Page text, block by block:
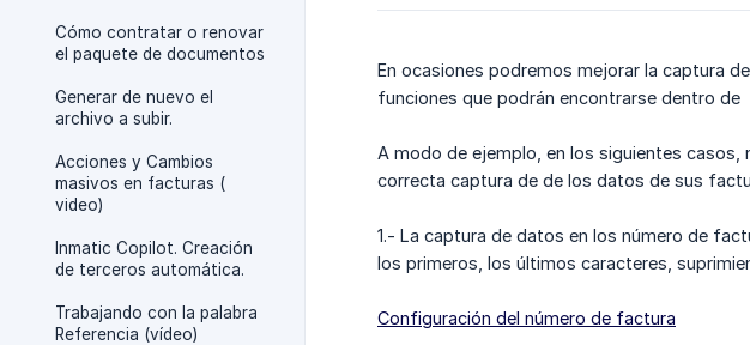
Cómo contratar o renovar
el paquete de documentos
Generar de nuevo el
archivo a subir.
Acciones y Cambios
masivos en facturas (
video)
Inmatic Copilot. Creación
de terceros automática.
Trabajando con la palabra
Referencia (vídeo)
En ocasiones podremos mejorar la captura
funciones que podrán encontrarse dentro de
A modo de ejemplo, en los siguientes casos,
correcta captura de de los datos de sus
1.- La captura de datos en los número de
los primeros, los últimos caracteres,
Configuración del número de factura